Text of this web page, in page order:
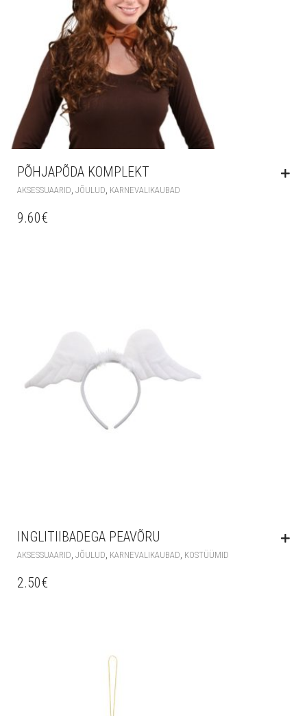
PÕHJAPÕDA KOMPLEKT
AKSESSUAARID JÕULUD KARNEVALIKAUBAD
9.60€
INGLITIIBADEGA PEAVÕRU
AKSESSUAARID JÕULUD KARNEVALIKAUBAD KOSTÜÜMID
2.50€